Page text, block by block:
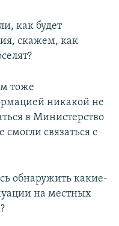
как будет
скажем, как
тоже
никакой не
в Министерство
связаться с
обнаружить какие-
на местных